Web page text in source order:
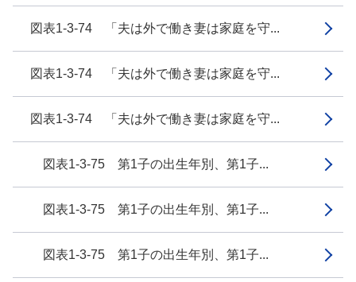
図表1-3-74 「夫は外で働き妻は家庭を守...
図表1-3-74 「夫は外で働き妻は家庭を守...
図表1-3-74 「夫は外で働き妻は家庭を守...
図表1-3-75 第1子の出生年別、第1子...
図表1-3-75 第1子の出生年別、第1子...
図表1-3-75 第1子の出生年別、第1子...